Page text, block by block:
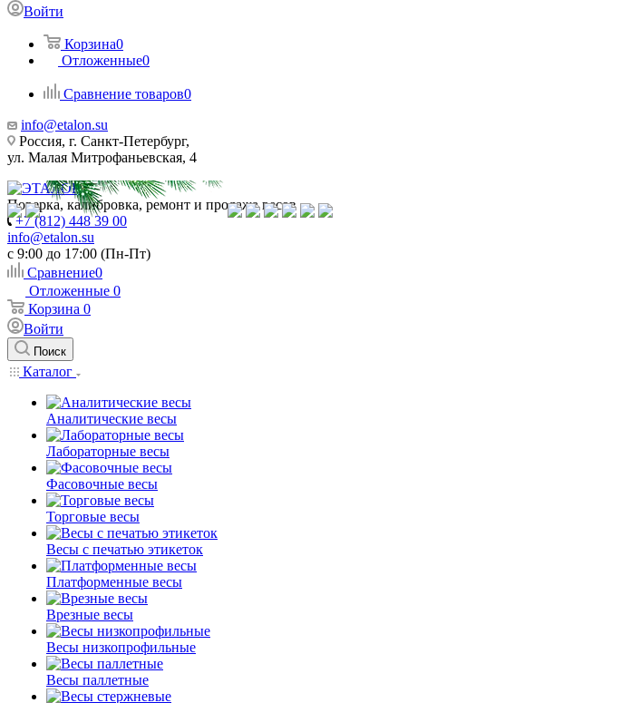
Войти
Корзина0
Отложенные0
Сравнение товаров0
info@etalon.su
Россия, г. Санкт-Петербург,
ул. Малая Митрофаньевская, 4
Поверка, калибровка, ремонт и продажа весов
+7 (812) 448 39 00
info@etalon.su
c 9:00 до 17:00 (Пн-Пт)
Сравнение0
Отложенные 0
Корзина 0
Войти
Поиск
Каталог
Аналитические весы
Лабораторные весы
Фасовочные весы
Торговые весы
Весы с печатью этикеток
Платформенные весы
Врезные весы
Весы низкопрофильные
Весы паллетные